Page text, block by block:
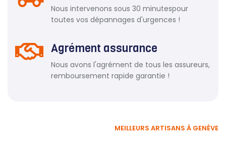
Nous intervenons sous 30 minutespour
toutes vos dépannages d'urgences !
Agrément assurance
Nous avons l'agrément de tous les assureurs,
remboursement rapide garantie !
MEILLEURS ARTISANS À GENÈVE